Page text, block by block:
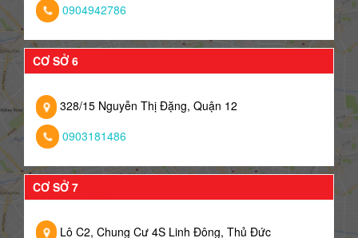
0904942786
CƠ SỞ 6
328/15 Nguyễn Thị Đặng, Quận 12
0903181486
CƠ SỞ 7
Lô C2, Chung Cư 4S Linh Đông, Thủ Đức